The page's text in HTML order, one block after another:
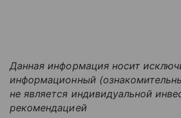
Данная информация носит
информационный
не является индивидуальной
рекомендацией